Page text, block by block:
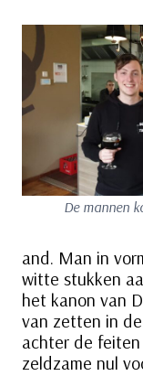
De mannen
and. Man in
witte stukken
het kanon van
van zetten in
achter de
zeldzame nul